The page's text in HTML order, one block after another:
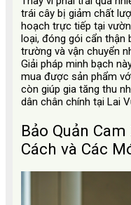
trái cây bị giảm chất
hoạch trực tiếp tại
loại, đóng gói cẩn thận
trường và vận chuyển
Giải pháp minh bạch
mua được sản phẩm
còn giúp gia tăng thu
dân chân chính tại Lai
Bảo Quản
Cách và Các